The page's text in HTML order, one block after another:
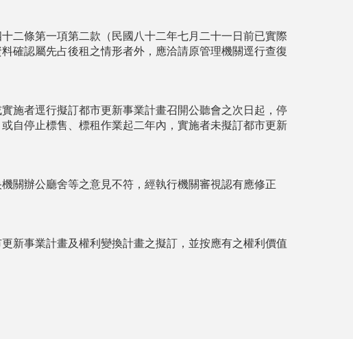
二條第一項第二款（民國八十二年七月二十一日前已實際
確認屬先占後租之情形者外，應洽請原管理機關逕行查復
施者逕行擬訂都市更新事業計畫召開公聽會之次日起，停
自停止標售、標租作業起二年內，實施者未擬訂都市更新
關辦公廳舍等之意見不符，經執行機關審視認有應修正
新事業計畫及權利變換計畫之擬訂，並按應有之權利價值